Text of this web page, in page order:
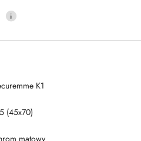
K1
(45x70)